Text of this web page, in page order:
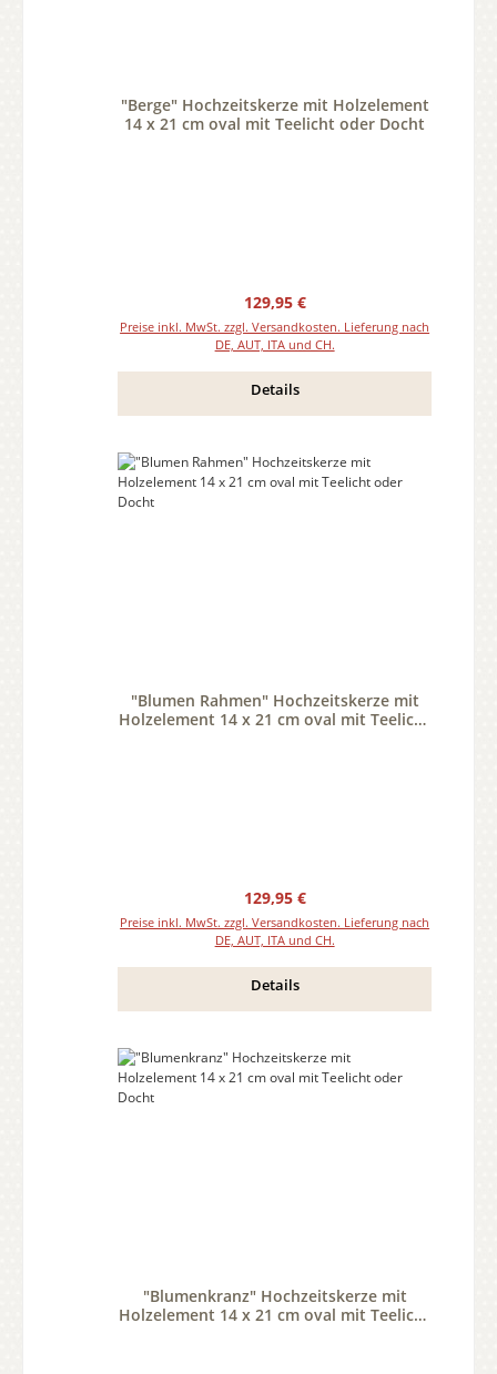
"Berge" Hochzeitskerze mit Holzelement
14 x 21 cm oval mit Teelicht oder Docht
Regulärer Preis:
129,95 €
Preise inkl. MwSt. zzgl. Versandkosten. Lieferung nach
DE, AUT, ITA und CH.
Details
"Blumen Rahmen" Hochzeitskerze mit
Holzelement 14 x 21 cm oval mit Teelicht
Regulärer Preis:
129,95 €
Preise inkl. MwSt. zzgl. Versandkosten. Lieferung nach
DE, AUT, ITA und CH.
Details
"Blumenkranz" Hochzeitskerze mit
Holzelement 14 x 21 cm oval mit Teelicht